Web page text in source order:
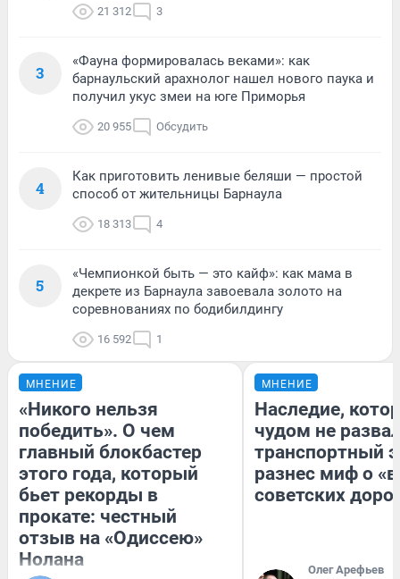
21 312 3
3
«Фауна формировалась веками»: как
барнаульский арахнолог нашел нового паука и
получил укус змеи на юге Приморья
20 955 Обсудить
4
Как приготовить ленивые беляши — простой
способ от жительницы Барнаула
18 313 4
5
«Чемпионкой быть — это кайф»: как мама в
декрете из Барнаула завоевала золото на
соревнованиях по бодибилдингу
16 592 1
МНЕНИЕ
«Никого нельзя
победить». О чем
главный блокбастер
этого года, который
бьет рекорды в
прокате: честный
отзыв на «Одиссею»
Нолана
МНЕНИЕ
Наследие,
чудом не
транспортный
разнес миф о
советских
Олег Арефьев